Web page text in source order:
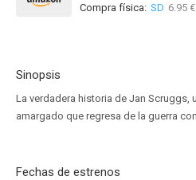
Compra física: SD 6.95 €
Sinopsis
La verdadera historia de Jan Scruggs,
amargado que regresa de la guerra
Fechas de estrenos